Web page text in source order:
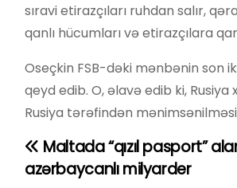
sıravi etirazçıları ruhdan salır,
qanlı hücumları və etirazçılara
Oseçkin FSB-dəki mənbənin son
qeyd edib. O, əlavə edib ki,
Rusiya tərəfindən
Y Maltada “qızıl pasport”
azərbaycanlı milyarder